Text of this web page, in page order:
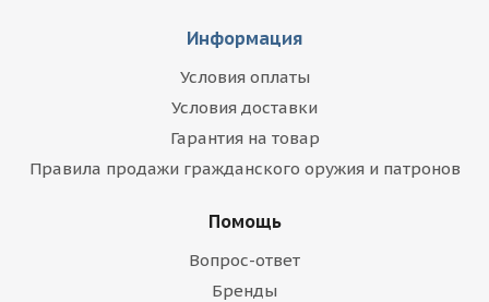
Информация
Условия оплаты
Условия доставки
Гарантия на товар
Правила продажи гражданского оружия и патронов
Помощь
Вопрос-ответ
Бренды